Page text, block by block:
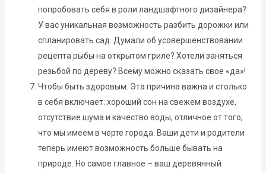
попробовать себя в роли ландшафтного дизайнера?
У вас уникальная возможность разбить дорожки или
спланировать сад. Думали об усовершенствовании
рецепта рыбы на открытом гриле? Хотели заняться
резьбой по дереву? Всему можно сказать свое «да»!
Чтобы быть здоровым. Эта причина важна и столько
в себя включает: хороший сон на свежем воздухе,
отсутствие шума и качество воды, отличное от того,
что мы имеем в черте города. Ваши дети и родители
теперь имеют возможность больше бывать на
природе. Но самое главное – ваш деревянный